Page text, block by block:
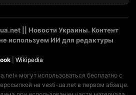
|| Новости Украины. Контент
используем ИИ для редактуры
Wikipedia
могут использоваться бесплатно с
на vesti-ua.net в первом абзаце.